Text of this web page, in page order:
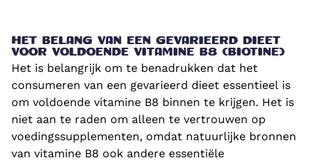
HET BELANG VAN EEN GEVARIEERD DIEET
VOOR VOLDOENDE VITAMINE B8 (BIOTINE)
Het is belangrijk om te benadrukken dat het
consumeren van een gevarieerd dieet essentieel is
om voldoende vitamine B8 binnen te krijgen. Het is
niet aan te raden om alleen te vertrouwen op
voedingssupplementen, omdat natuurlijke bronnen
van vitamine B8 ook andere essentiële